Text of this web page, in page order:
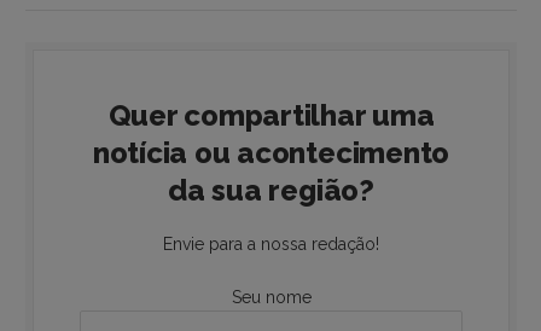
Quer compartilhar uma
notícia ou acontecimento
da sua região?
Envie para a nossa redação!
Seu nome